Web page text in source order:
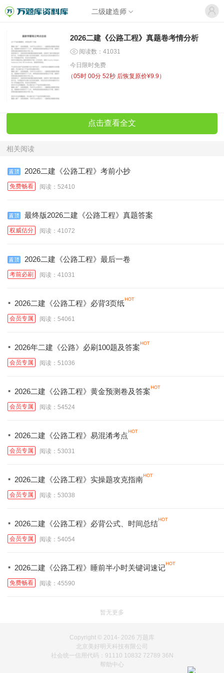
二级建造师
2026二建《公路工程》真题卷考情分析
阅读数：41031
今日限时免费
（05时 00分 52秒 后恢复原价¥9.9）
点击查看全文
相关阅读
2026二建《公路工程》考前小抄
免费畅看 阅读：52410
最终版2026二建《公路工程》真题答案
权威估分 阅读：41072
2026二建《公路工程》最后一卷
考前必刷 阅读：41031
· 2026二建《公路工程》必背3页纸
会员专属 阅读：54061
· 2026年二建《公路》必刷100题及答案
会员专属 阅读：51036
· 2026二建《公路工程》黄金预测卷及答案
会员专属 阅读：54524
· 2026二建《公路工程》易混淆考点
会员专属 阅读：53031
· 2026二建《公路工程》实操题攻克指南
会员专属 阅读：53038
· 2026二建《公路工程》必背公式、时间总结
会员专属 阅读：54054
· 2026二建《公路工程》睡前半小时关键词速记
免费畅看 阅读：45590
暂无更多
Copyright © 2014- 2026 万题库
北京美好明天科技有限公司
社会统一信用代码：91110 10832 72789 36N
帮助中心